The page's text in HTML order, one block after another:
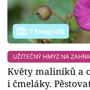
7 fotografií
UŽITEČNÝ HMYZ NA
Květy maliníků a
i čmeláky.